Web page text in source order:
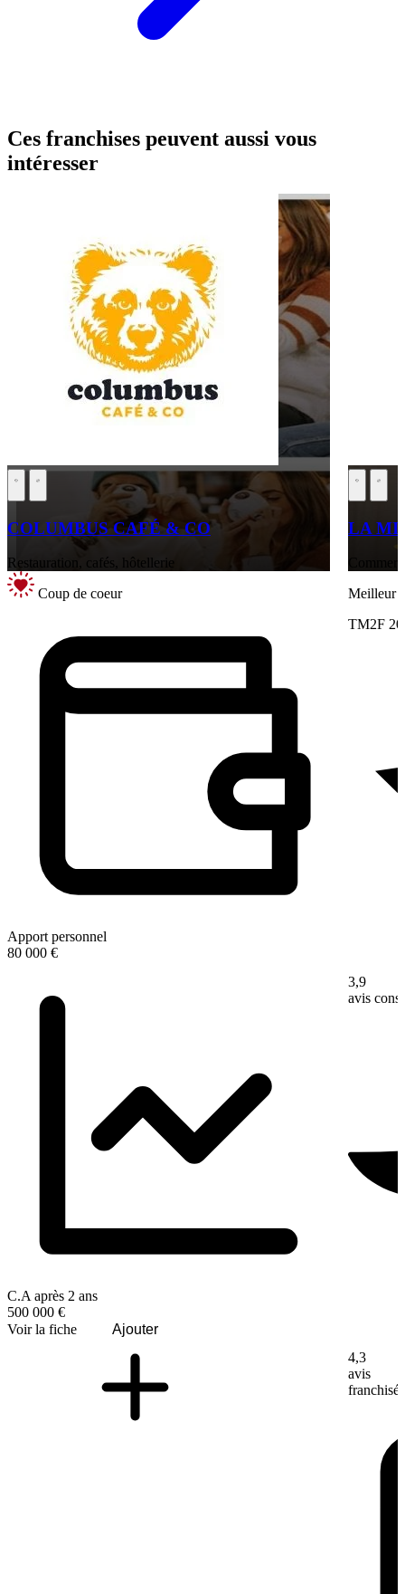
Ces franchises peuvent aussi vous
intéresser
COLUMBUS CAFÉ & CO
Restauration, cafés, hôtellerie
Coup de coeur
Apport personnel
80 000 €
C.A après 2 ans
500 000 €
Voir la fiche
Ajouter
LA
Meilleur
TM2F
3,9
avis
4,3
avis
franchisé